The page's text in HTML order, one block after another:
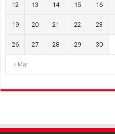
« Mar
12 13 14 15 16
19 20 21 22 23
26 27 28 29 30